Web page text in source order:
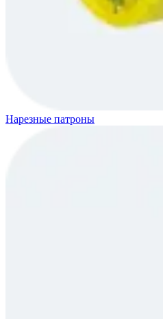
Нарезные патроны